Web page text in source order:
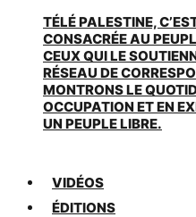
TÉLÉ PALESTINE,
CONSACRÉE AU
CEUX QUI LE
RÉSEAU DE
MONTRONS LE
OCCUPATION ET EN
UN PEUPLE LIBRE.
VIDÉOS
ÉDITIONS